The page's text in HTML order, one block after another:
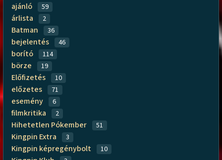
ajánló 59
árlista 2
Batman 36
bejelentés 46
borító 114
börze 19
Előfizetés 10
előzetes 71
esemény 6
filmkritika 2
Hihetetlen Pókember 51
Kingpin Extra 3
Kingpin képregénybolt 10